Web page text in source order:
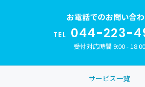
お電話でのお問い合
TEL 044-223-
受付対応時間 9:00 - 18:00
サービス一覧